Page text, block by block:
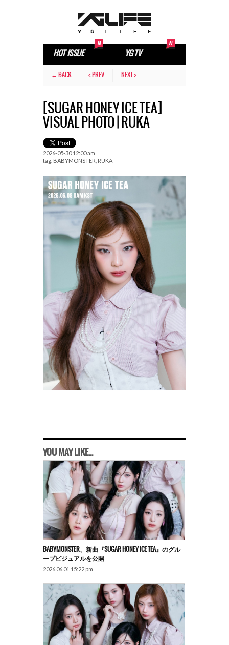
HOT ISSUE YG TV
← BACK < PREV NEXT >
[SUGAR HONEY ICE TEA]
VISUAL PHOTO | RUKA
2026-05-30 12:00 am
tag. BABYMONSTER RUKA
YOU MAY LIKE...
BABYMONSTER、新曲『SUGAR HONEY ICE TEA』のグル
ープビジュアルを公開
2026.06.01 15:22 pm